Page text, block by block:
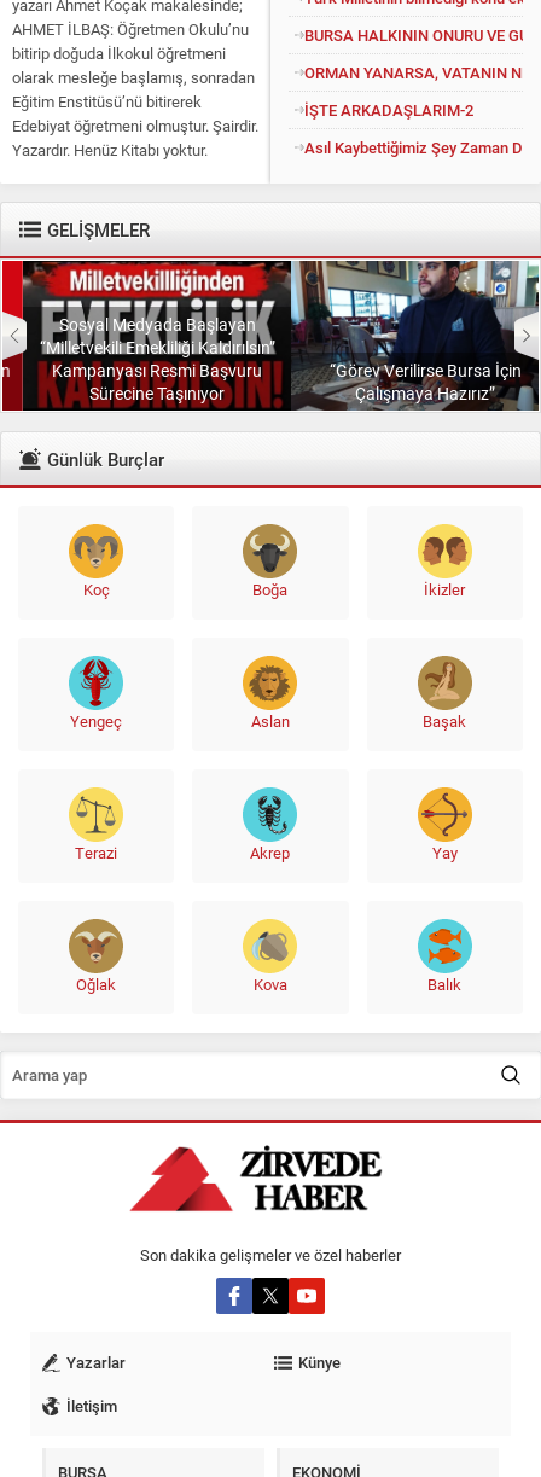
yazarı Ahmet Koçak makalesinde;
AHMET İLBAŞ: Öğretmen Okulu’nu
bitirip doğuda İlkokul öğretmeni
olarak mesleğe başlamış, sonradan
Eğitim Enstitüsü’nü bitirerek
Edebiyat öğretmeni olmuştur. Şairdir.
Yazardır. Henüz Kitabı yoktur.
diyenlere güler geçer. Yüce...
BURSA HALKININ ONURU VE
ORMAN YANARSA, VATANIN
İŞTE ARKADAŞLARIM-2
Asıl Kaybettiğimiz Şey Zaman
GELİŞMELER
Sosyal Medyada Başlayan
“Milletvekili Emekliliği Kaldırılsın”
Kampanyası Resmi Başvuru
Sürecine Taşınıyor
“Görev Verilirse Bursa İçin
Çalışmaya Hazırız”
Günlük Burçlar
Koç Boğa İkizler
Yengeç Aslan Başak
Terazi Akrep Yay
Oğlak Kova Balık
Son dakika gelişmeler ve özel haberler
Yazarlar
Künye
İletişim